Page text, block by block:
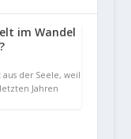
im Wandel
der Seele, weil
Jahren